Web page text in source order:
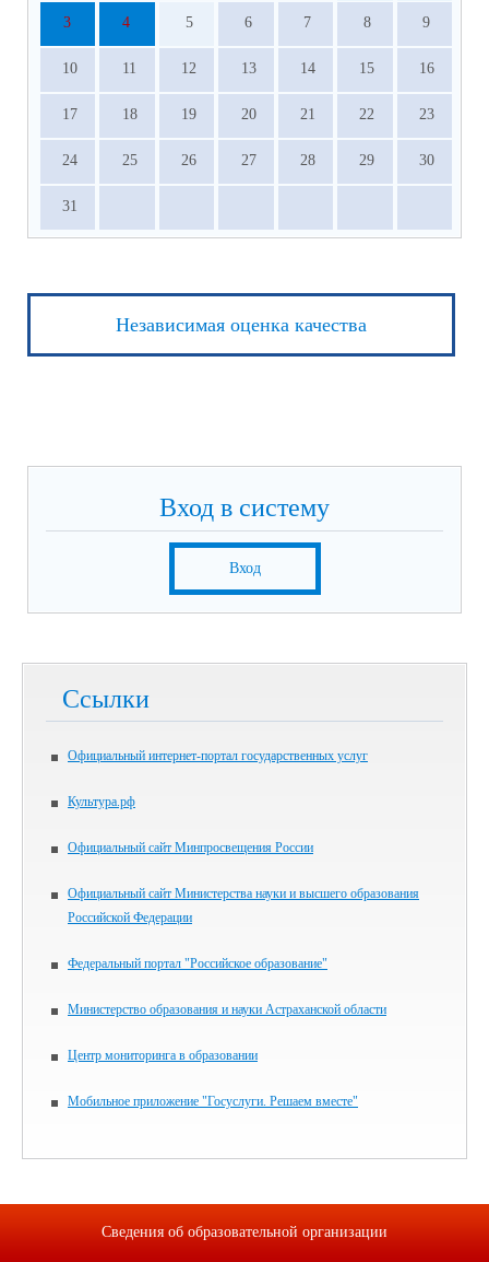
3 4 5 6 7 8 9
10 11 12 13 14 15 16
17 18 19 20 21 22 23
24 25 26 27 28 29 30
31
Независимая оценка качества
Вход в систему
Вход
Ссылки
Официальный интернет-портал государственных услуг
Культура.рф
Официальный сайт Минпросвещения России
Официальный сайт Министерства науки и высшего образования
Российской Федерации
Федеральный портал "Российское образование"
Министерство образования и науки Астраханской области
Центр мониторинга в образовании
Мобильное приложение "Госуслуги. Решаем вместе"
Сведения об образовательной организации